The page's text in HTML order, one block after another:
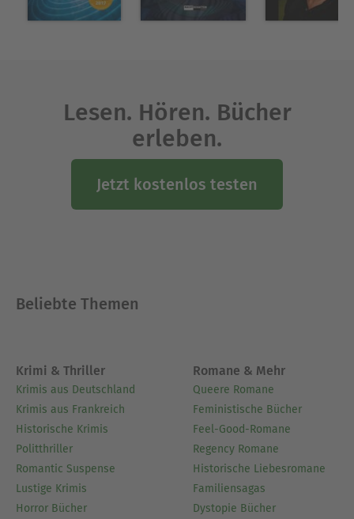
Lesen. Hören. Bücher
erleben.
Jetzt kostenlos testen
Beliebte Themen
Krimi & Thriller
Krimis aus Deutschland
Krimis aus Frankreich
Historische Krimis
Politthriller
Romantic Suspense
Lustige Krimis
Horror Bücher
Romane & Mehr
Queere Romane
Feministische Bücher
Feel-Good-Romane
Regency Romane
Historische Liebesromane
Familiensagas
Dystopie Bücher